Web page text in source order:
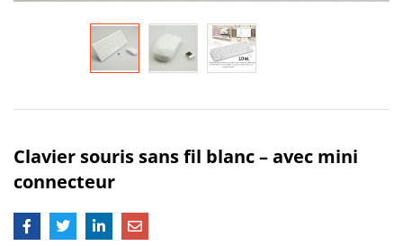
Clavier souris sans fil blanc – avec mini
connecteur